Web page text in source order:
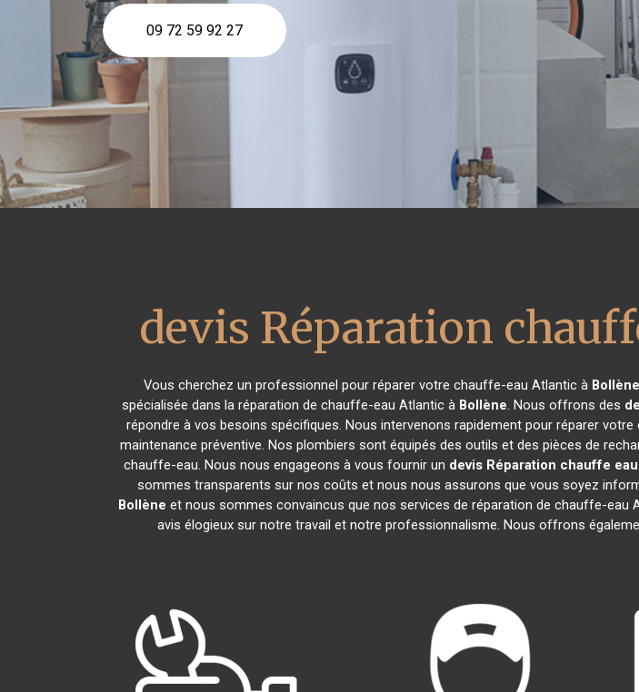
09 72 59 92 27
devis Réparation
Vous cherchez un professionnel pour réparer votre chauffe-eau Atlantic à Bollène
spécialisée dans la réparation de chauffe-eau Atlantic à Bollène. Nous offrons des
répondre à vos besoins spécifiques. Nous intervenons rapidement pour réparer
maintenance préventive. Nos plombiers sont équipés des outils et des pièces de
chauffe-eau. Nous nous engageons à vous fournir un devis Réparation chauffe
sommes transparents sur nos coûts et nous nous assurons que vous soyez
Bollène et nous sommes convaincus que nos services de réparation de chauffe-eau
avis élogieux sur notre travail et notre professionnalisme. Nous offrons